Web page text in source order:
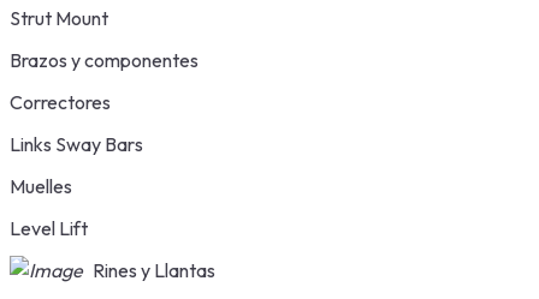
Strut Mount
Brazos y componentes
Correctores
Links Sway Bars
Muelles
Level Lift
Rines y Llantas